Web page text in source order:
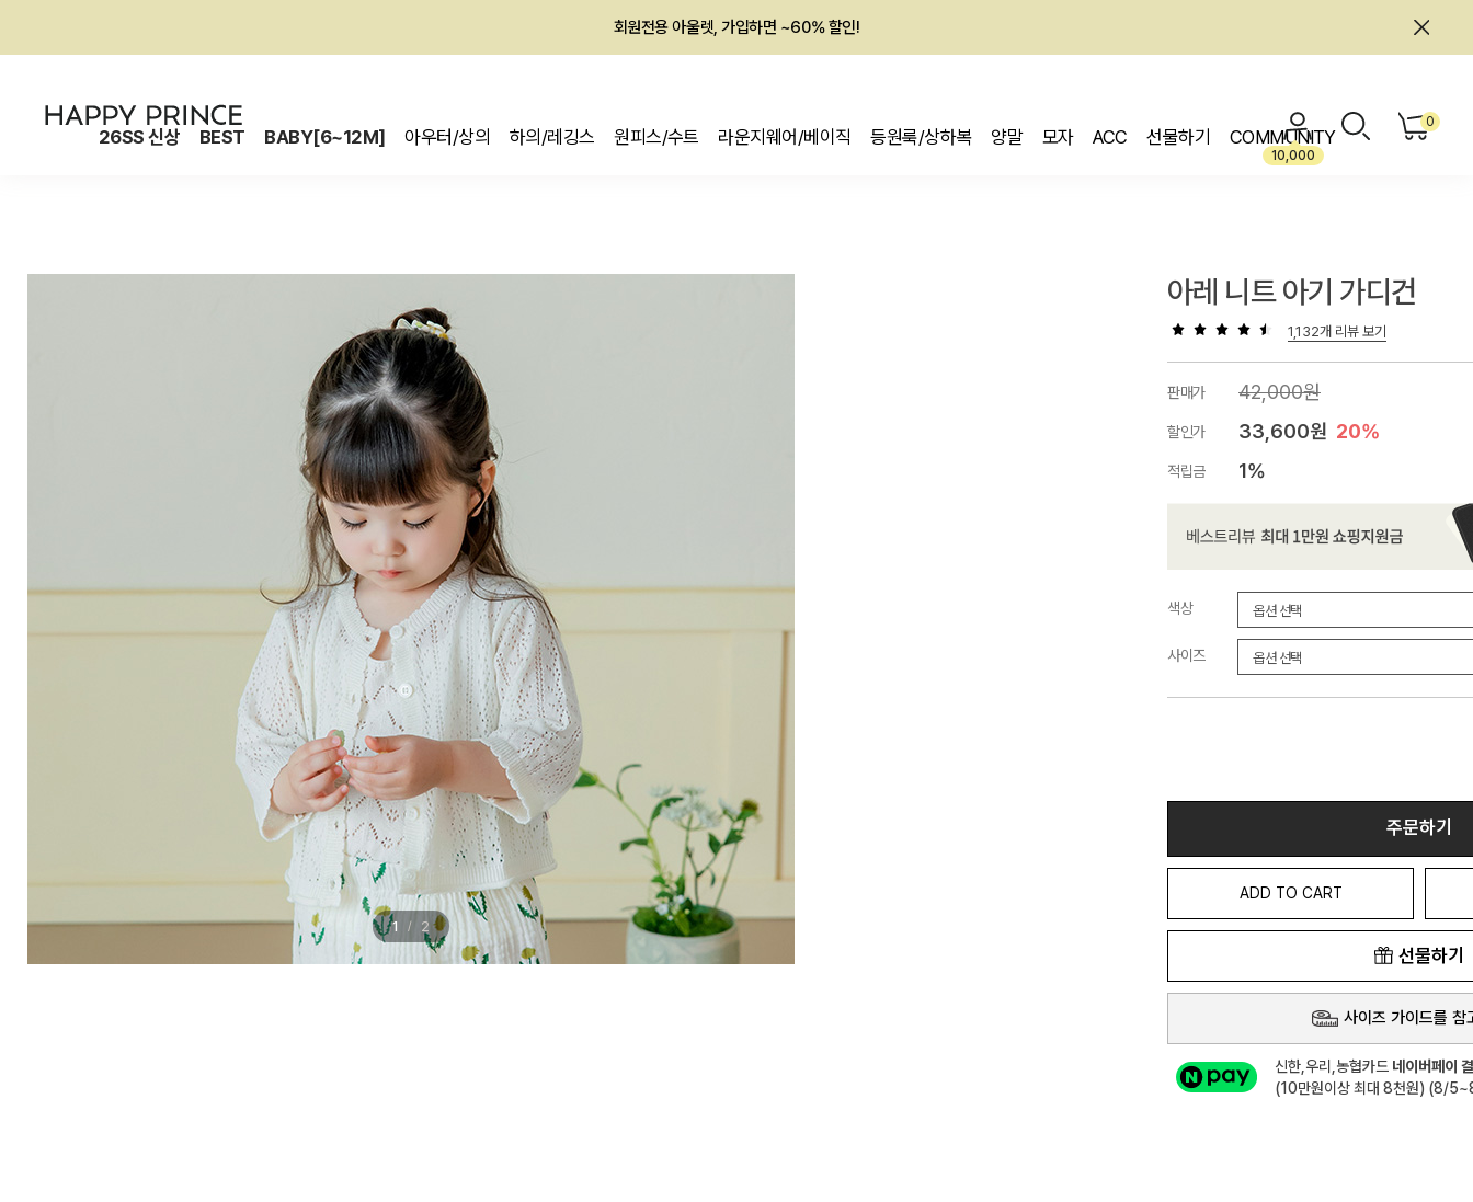
회원전용 아울렛, 가입하면 ~60% 할인!
26SS 신상 BEST BABY[6~12M] 아우터/상의 하의/레깅스 원피스/수트 라운지웨어/베이직 등원룩/상하복 양말 모자 ACC 선물하기 COMMUNITY
10,000
0
1 / 2
아레 니트 아기 가디건
1,132개 리뷰 보기
판매가 42,000원
할인가 33,600원 20%
적립금 1%
색상
사이즈
주문하기
ADD TO CART
선물하기
사이즈 가이드를 참
신한,우리,농협카드 네이버페이
(10만원이상 최대 8천원) (8/